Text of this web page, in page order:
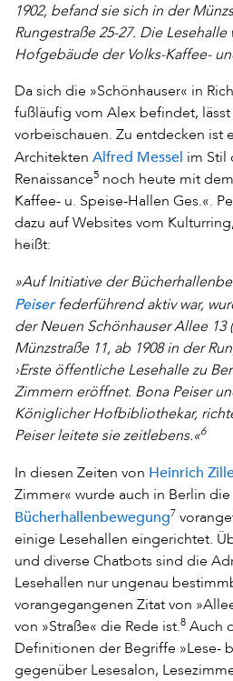
1902, befand sie sich in der
Rungestraße 25-27. Die
Hofgebäude der Volks-Kaffee-
Da sich die »Schönhauser« in
fußläufig vom Alex befindet,
vorbeischauen. Zu entdecken ist
Architekten Alfred Messel im Stil
Renaissance5 noch heute mit
Kaffee- u. Speise-Hallen Ges.«.
dazu auf Websites vom
heißt:
»Auf Initiative der
Peiserfederführend aktiv war,
der Neuen Schönhauser Allee 13
Münzstraße 11, ab 1908 in der
›Erste öffentliche Lesehalle zu
Zimmern eröffnet. Bona Peiser
Königlicher Hofbibliothekar,
Peiser leitete sie zeitlebens.«6
In diesen Zeiten von Heinrich
Zimmer« wurde auch in Berlin die
Bücherhallenbewegung7
einige Lesehallen eingerichtet.
und diverse Chatbots sind die
Lesehallen nur ungenau
vorangegangenen Zitat von
von »Straße« die Rede ist. 8 Auch
Definitionen der Begriffe »Lese-
gegenüber Lesesalon,